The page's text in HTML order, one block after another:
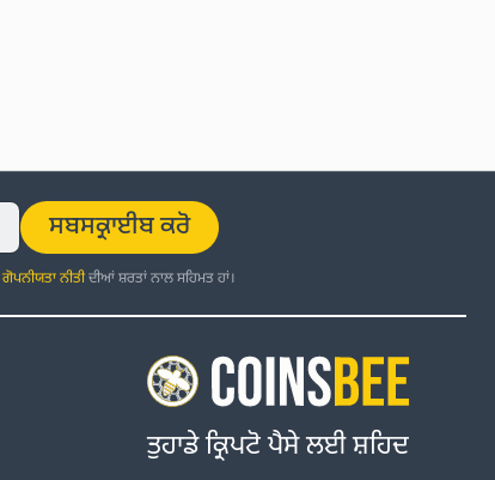
ਸਬਸਕ੍ਰਾਈਬ ਕਰੋ
ਗੋਪਨੀਯਤਾ ਨੀਤੀਦੀਆਂ ਸ਼ਰਤਾਂ ਨਾਲ ਸਹਿਮਤ ਹਾਂ।
ਤੁਹਾਡੇ ਕ੍ਰਿਪਟੋ ਪੈਸੇ ਲਈ ਸ਼ਹਿਦ